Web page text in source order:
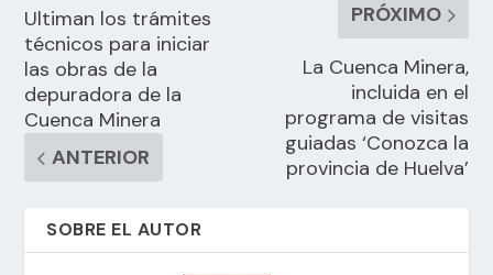
Ultiman los trámites
técnicos para iniciar
las obras de la
depuradora de la
Cuenca Minera
ANTERIOR
PRÓXIMO
La Cuenca Minera,
incluida en el
programa de visitas
guiadas ‘Conozca la
provincia de Huelva’
SOBRE EL AUTOR